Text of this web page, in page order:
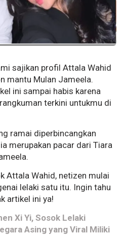
sajikan profil Attala Wahid
mantu Mulan Jameela.
ini sampai habis karena
terkini untukmu di
ramai diperbincangkan
merupakan pacar dari Tiara
Attala Wahid, netizen mulai
lelaki satu itu. Ingin tahu
artikel ini ya!
Xi Yi, Sosok Lelaki
Asing yang Viral Miliki